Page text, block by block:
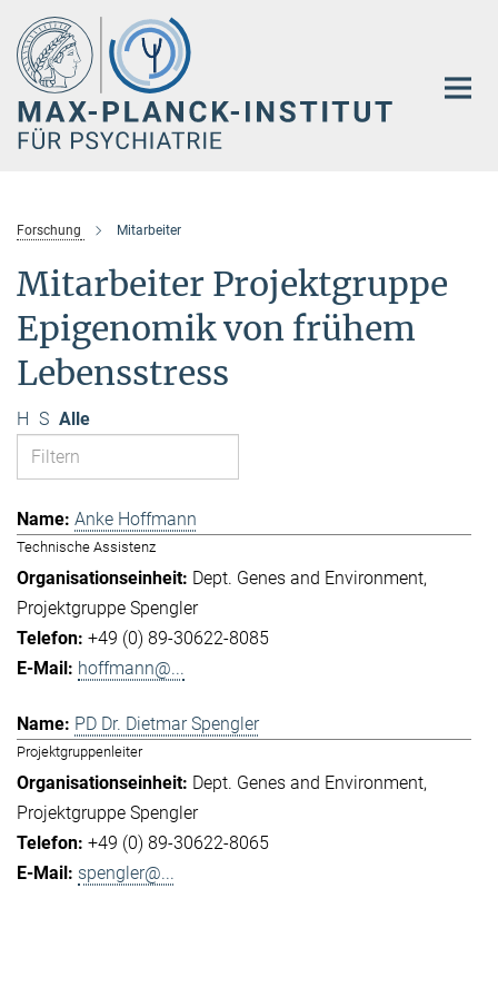
Hauptinhalt
Forschung Mitarbeiter
Mitarbeiter Projektgruppe
Epigenomik von frühem
Lebensstress
H S Alle
Anke Hoffmann
Technische Assistenz
Dept. Genes and Environment
Projektgruppe Spengler
+49 (0) 89-30622-8085
hoffmann@...
PD Dr. Dietmar Spengler
Projektgruppenleiter
Dept. Genes and Environment
Projektgruppe Spengler
+49 (0) 89-30622-8065
spengler@...